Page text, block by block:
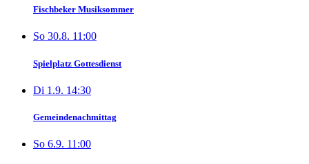
Fischbeker Musiksommer
So 30.8. 11:00
Spielplatz Gottesdienst
Di 1.9. 14:30
Gemeindenachmittag
So 6.9. 11:00